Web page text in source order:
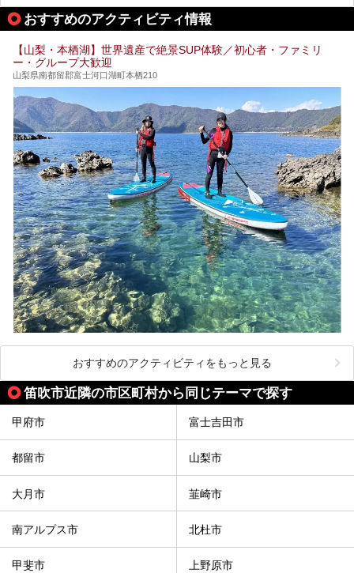
した感想と共に紹介します。
※ぬる湯とは35℃～39℃程度の体温に近いぬるめ温泉のこ
おすすめのアクティビティ情報
【山梨・本栖湖】世界遺産で絶景SUP体験／初心者・ファミリ
ー・グループ大歓迎
山梨県南都留郡富士河口湖町本栖210
おすすめのアクティビティをもっと見る
笛吹市近隣の市区町村から同じテーマで探す
甲府市 富士吉田市
都留市 山梨市
大月市 韮崎市
南アルプス市 北杜市
甲斐市 上野原市